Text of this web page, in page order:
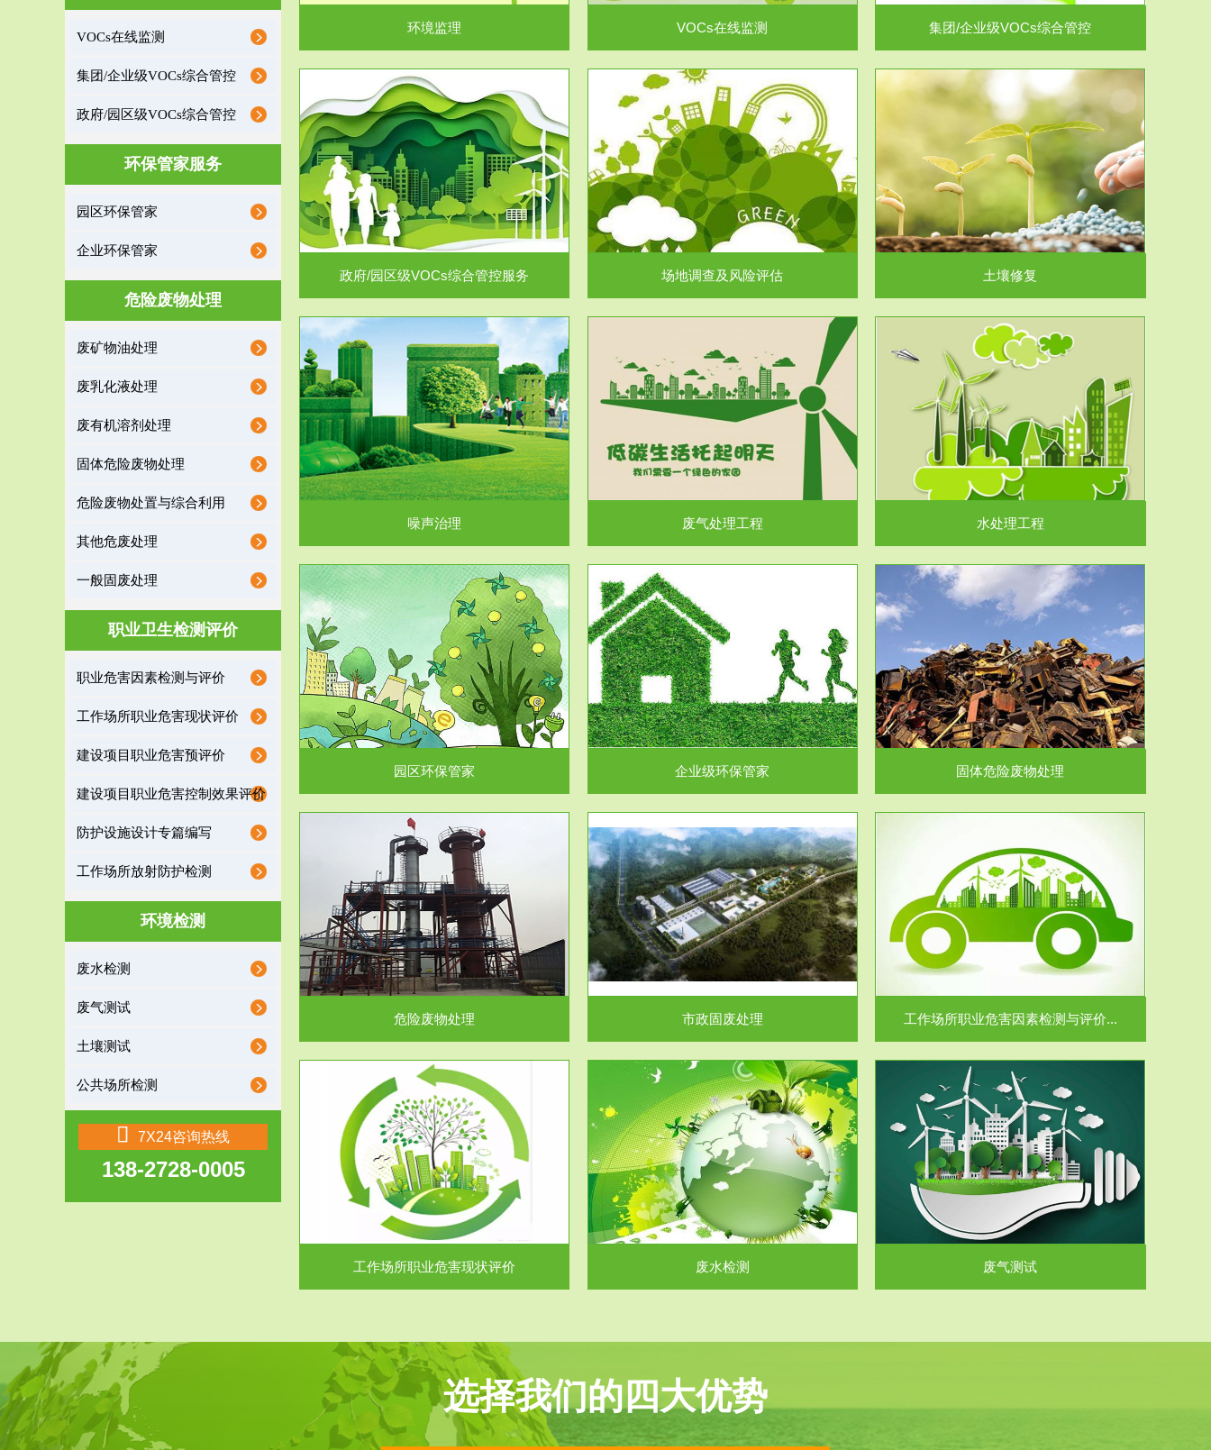
VOCs在线监测
集团/企业级VOCs综合管控
政府/园区级VOCs综合管控
环保管家服务
园区环保管家
企业环保管家
危险废物处理
废矿物油处理
废乳化液处理
废有机溶剂处理
固体危险废物处理
危险废物处置与综合利用
其他危废处理
一般固废处理
职业卫生检测评价
职业危害因素检测与评价
工作场所职业危害现状评价
建设项目职业危害预评价
建设项目职业危害控制效果评价
防护设施设计专篇编写
工作场所放射防护检测
环境检测
废水检测
废气测试
土壤测试
公共场所检测
7X24咨询热线
138-2728-0005
环境监理 VOCs在线监测 集团/企业级VOCs综合管控
政府/园区级VOCs综合管控服务
根据《石化行业挥发性有机物综合整治方案》文
政府/园区级VOCs综合管控服务
服务范围
场地调查及风险评估
受政府或企业委托，对于拟关停搬迁和拟变更土
地利用方式或者土地使...
场地调查及风险评估
服务范围
土壤修复
土壤修复
服务范围
噪声治理
噪声治理
服务范围
废气处理工程
废气处理工程
服务范围
水处理工程
水处理工程
服务范围
园区环保管家
保护作用促进供给侧结...
园区环保管家
服务范围
企业级环保管家
排污许可证作为企业环保执法情况的一个重要依
据，其必要性及合规性...
企业级环保管家
服务范围
固体危险废物处理
固体废物解释：固体废物是指人们在生产建设、
日常生活和其他活动中...
固体危险废物处理
服务范围
危险废物处理
危险废物解释：根据《中华人民共和国固体废物
污染防治法》的规定，危...
危险废物处理
服务范围
市政固废处理
蔚蓝生态环境科技所从事的市政废物处理业务包
括市政废物的处理处...
市政固废处理
服务范围
工作场所职业危害因素检测与评价...
【检测评价意义】：全面了解工作场所职业病危
害因素分布与浓（强）度...
工作场所职业危害因素检测与评价...
服务范围
工作场所职业危害现状评价
工作场所职业危害现状评价
服务范围
废水检测
废水污水检测主要是对企业工厂在生产工艺过程
中排出的废水、污水...
废水检测
服务范围
废气测试
检测范围工业废气检测包括有机废气和无机废
气。有机废气主要包括...
废气测试
选择我们的四大优势